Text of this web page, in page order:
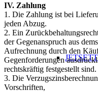
IV. Zahlung
1. Die Zahlung ist bei
jeden Abzug.
2. Ein
der Gegenanspruch aus
Aufrechnung durch den
Gegenforderungen
rechtskräftig festgestellt sind.
3. Die
Vorschriften,